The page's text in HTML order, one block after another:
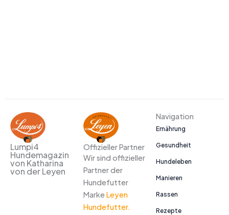
Lumpi4
Hundemagazin
von Katharina
von der Leyen
Offizieller Partner
Wir sind offizieller
Partner der
Hundefutter
Marke Leyen
Hundefutter.
Navigation
Ernährung
Gesundheit
Hundeleben
Manieren
Rassen
Rezepte